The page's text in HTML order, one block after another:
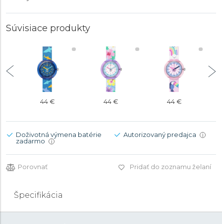
Súvisiace produkty
44 € 44 € 44 €
Doživotná výmena batérie
zadarmo
i
Autorizovaný predajca i
Porovnať Pridať do zoznamu želaní
Špecifikácia